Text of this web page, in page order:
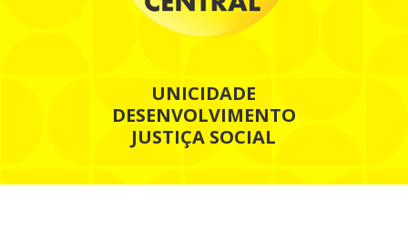
UNICIDADE
DESENVOLVIMENTO
JUSTIÇA SOCIAL